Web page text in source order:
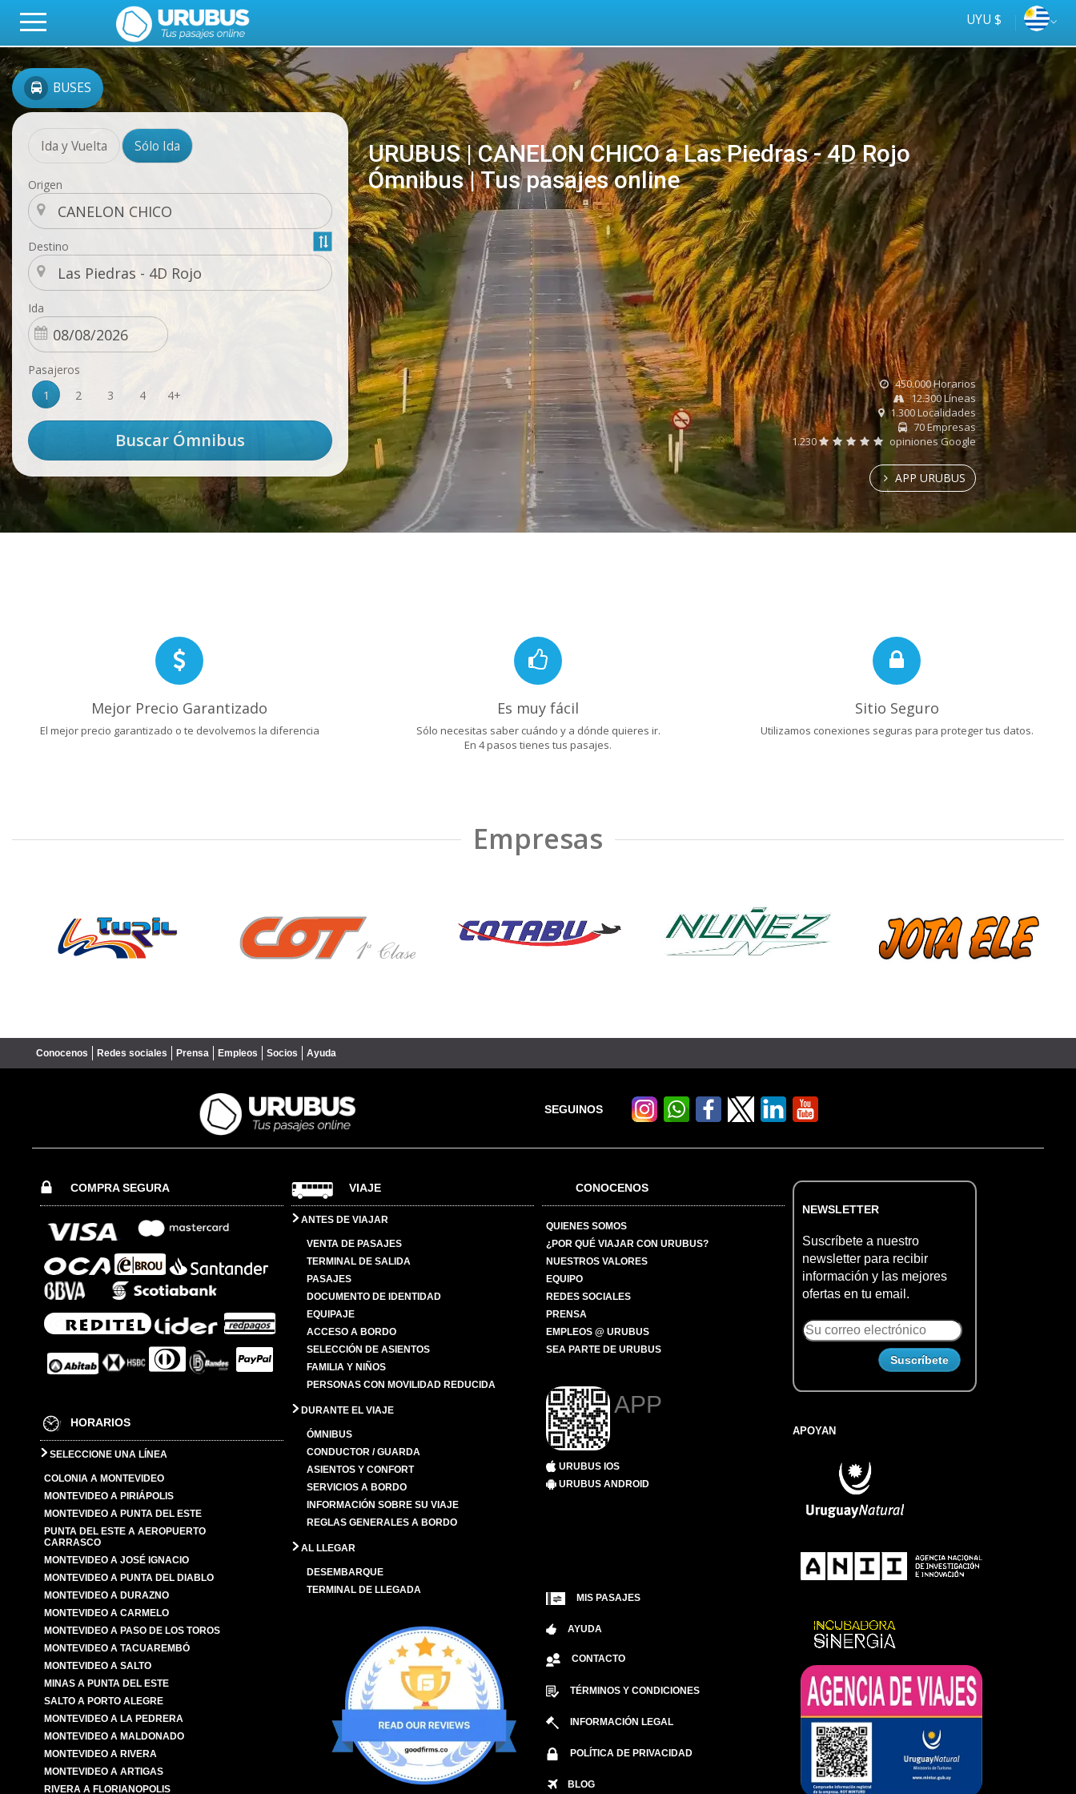
UYU $
BUSES
Ida y Vuelta Sólo Ida
Origen
Destino
Ida
Pasajeros
1
2 3 4 4+
URUBUS | CANELON CHICO a Las Piedras - 4D Rojo
Ómnibus | Tus pasajes online
online
Tus
ómnibus
450.000 Horarios
12.300 Líneas
1.300 Localidades
70 Empresas
1.230
opiniones Google
APP URUBUS
Mejor Precio Garantizado
El mejor precio garantizado o te devolvemos la diferencia
Es muy fácil
Sólo necesitas saber cuándo y a dónde quieres ir.
En 4 pasos tienes tus pasajes.
Sitio Seguro
Utilizamos conexiones seguras para proteger tus datos.
Empresas
Conocenos Redes sociales Prensa Empleos Socios Ayuda
SEGUINOS
COMPRA SEGURA
HORARIOS
SELECCIONE UNA LÍNEA
COLONIA A MONTEVIDEO
MONTEVIDEO A PIRIÁPOLIS
MONTEVIDEO A PUNTA DEL ESTE
PUNTA DEL ESTE A AEROPUERTO
CARRASCO
MONTEVIDEO A JOSÉ IGNACIO
MONTEVIDEO A PUNTA DEL DIABLO
MONTEVIDEO A DURAZNO
MONTEVIDEO A CARMELO
MONTEVIDEO A PASO DE LOS TOROS
MONTEVIDEO A TACUAREMBÓ
MONTEVIDEO A SALTO
MINAS A PUNTA DEL ESTE
SALTO A PORTO ALEGRE
MONTEVIDEO A LA PEDRERA
MONTEVIDEO A MALDONADO
MONTEVIDEO A RIVERA
MONTEVIDEO A ARTIGAS
RIVERA A FLORIANOPOLIS
VIAJE
ANTES DE VIAJAR
VENTA DE PASAJES
TERMINAL DE SALIDA
PASAJES
DOCUMENTO DE IDENTIDAD
EQUIPAJE
ACCESO A BORDO
SELECCIÓN DE ASIENTOS
FAMILIA Y NIÑOS
PERSONAS CON MOVILIDAD REDUCIDA
DURANTE EL VIAJE
ÓMNIBUS
CONDUCTOR / GUARDA
ASIENTOS Y CONFORT
SERVICIOS A BORDO
INFORMACIÓN SOBRE SU VIAJE
REGLAS GENERALES A BORDO
AL LLEGAR
DESEMBARQUE
TERMINAL DE LLEGADA
CONOCENOS
QUIENES SOMOS
¿POR QUÉ VIAJAR CON URUBUS?
NUESTROS VALORES
EQUIPO
REDES SOCIALES
PRENSA
EMPLEOS @ URUBUS
SEA PARTE DE URUBUS
APP
URUBUS IOS
URUBUS ANDROID
MIS PASAJES
AYUDA
CONTACTO
TÉRMINOS Y CONDICIONES
INFORMACIÓN LEGAL
POLÍTICA DE PRIVACIDAD
BLOG
NEWSLETTER
Suscríbete a nuestro
newsletter para recibir
información y las mejores
ofertas en tu email.
APOYAN